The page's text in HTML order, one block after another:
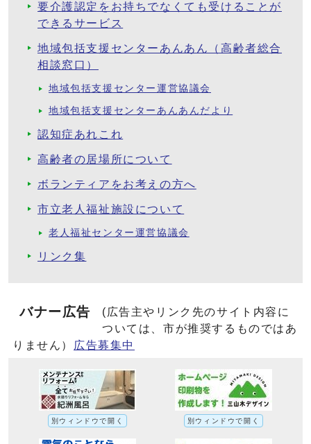
要介護認定をお持ちでなくても受けることが
できるサービス
地域包括支援センターあんあん（高齢者総合
相談窓口）
地域包括支援センター運営協議会
地域包括支援センターあんあんだより
認知症あれこれ
高齢者の居場所について
ボランティアをお考えの方へ
市立老人福祉施設について
老人福祉センター運営協議会
リンク集
バナー広告
(広告主やリンク先のサイト内容に
ついては、市が推奨するものではあ
りません）
広告募集中
別ウィンドウで開く 別ウィンドウで開く